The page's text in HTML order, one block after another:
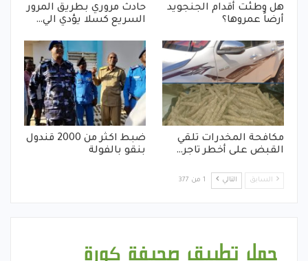
هل وطئت أقدام الجنجويد
أرضاً عمروها؟
حادث مروري بطريق المرور
السريع كسلا يؤدي الي…
مكافحة المخدرات تلقي
القبض على أخطر تاجر…
ضبط اكثر من 2000 قندول
بنقو بالفولة
السابق التالي 1 من 377